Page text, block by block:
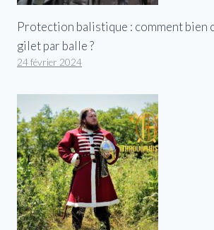
Protection balistique : comment bien
gilet par balle ?
24 février 2024